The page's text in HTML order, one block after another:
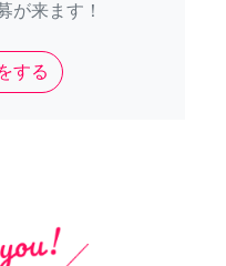
が来ます！
する